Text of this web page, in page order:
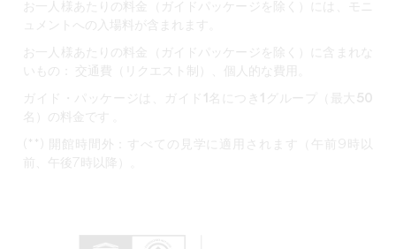
お一人様あたりの料金（ガイドパッケージを除く）には、
モニ
ュメントへの入場料が
含まれます
お一人様あたりの料金（ガイドパッケージを除く）に含まれな
いもの：
交通費（リクエスト制）、個人的な費用。
ガイド・パッケージは、ガイド1名につき1グループ（最大50
名）の料金です
(**) 開館時間外：すべての見学に適用されます（午前9時以
前、午後7時以降）。